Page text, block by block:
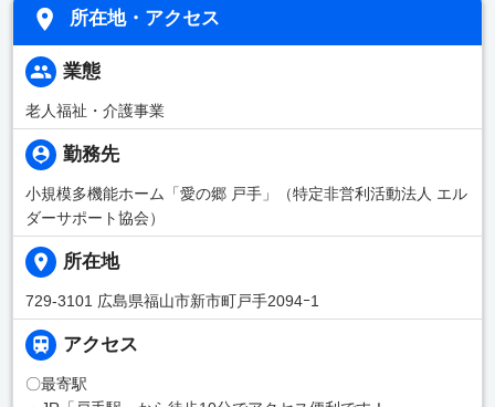
所在地・アクセス
業態
老人福祉・介護事業
勤務先
小規模多機能ホーム「愛の郷 戸手」（特定非営利活動法人 エル
ダーサポート協会）
所在地
729-3101 広島県福山市新市町戸手2094ｰ1
アクセス
〇最寄駅